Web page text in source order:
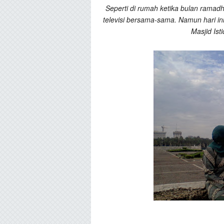
Seperti di rumah ketika bulan
televisi bersama-sama. Namun hari
Masjid